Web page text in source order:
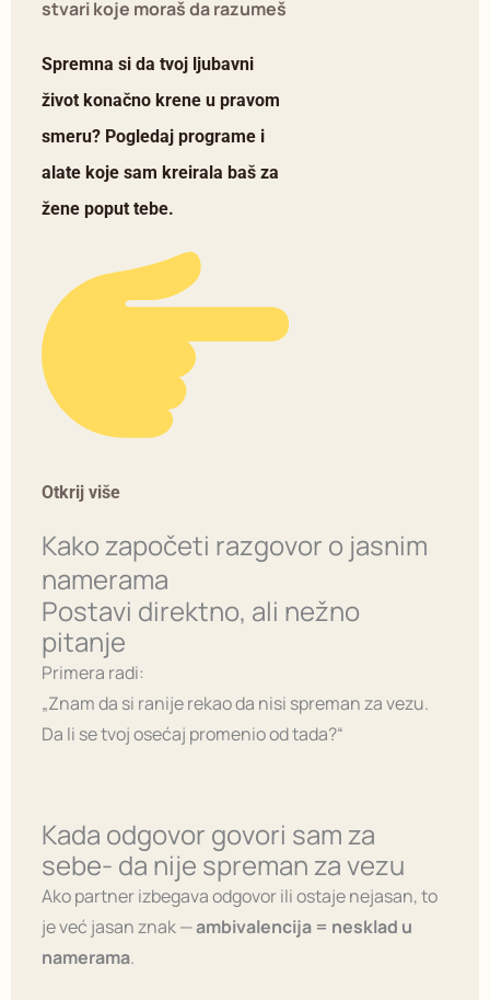
stvari koje moraš da razumeš
Spremna si da tvoj ljubavni
život konačno krene u pravom
smeru? Pogledaj programe i
alate koje sam kreirala baš za
žene poput tebe.
Otkrij više
Kako započeti razgovor o jasnim
namerama
Postavi direktno, ali nežno
pitanje
Primera radi:
„Znam da si ranije rekao da nisi spreman za vezu.
Da li se tvoj osećaj promenio od tada?“
Kada odgovor govori sam za
sebe- da nije spreman za vezu
Ako partner izbegava odgovor ili ostaje nejasan, to
je već jasan znak —ambivalencija = nesklad u
namerama.